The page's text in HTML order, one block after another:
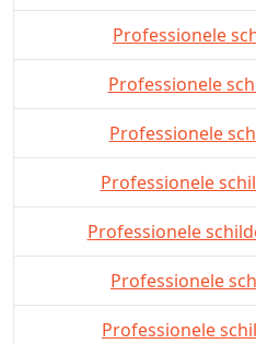
Professionele
Professionele
Professionele
Professionele
Professionele
Professionele
Professionele